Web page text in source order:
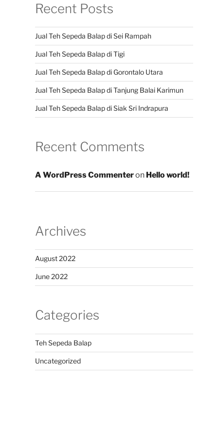
Recent Posts
Jual Teh Sepeda Balap di Sei Rampah
Jual Teh Sepeda Balap di Tigi
Jual Teh Sepeda Balap di Gorontalo Utara
Jual Teh Sepeda Balap di Tanjung Balai Karimun
Jual Teh Sepeda Balap di Siak Sri Indrapura
Recent Comments
A WordPress Commenteron Hello world!
Archives
August 2022
June 2022
Categories
Teh Sepeda Balap
Uncategorized